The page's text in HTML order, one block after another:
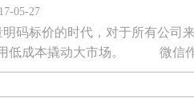
05-27
码标价的时代，对于所有公司
用低成本撬动大市场。 微信作